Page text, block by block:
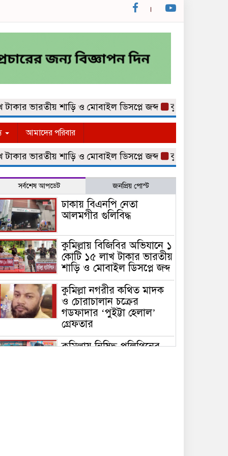
শাড়ি ও মোবাইল ডিসপ্লে জব্দ কুমিল্লা নগরীর কথিত
আমাদের পরিবার
শাড়ি ও মোবাইল ডিসপ্লে জব্দ কুমিল্লা নগরীর কথিত
সর্বশেষ আপডেট জনপ্রিয় পোস্ট
ঢাকায় বিএনপি নেতা
আলমগীর গুলিবিদ্ধ
কুমিল্লায় বিজিবির অভিযানে ১
কোটি ১৫ লাখ টাকার ভারতীয়
শাড়ি ও মোবাইল ডিসপ্লে জব্দ
কুমিল্লা নগরীর কথিত মাদক
ও চোরাচালান চক্রের
গডফাদার ‘পুইট্টা হেলাল’
গ্রেফতার
কুমিল্লায় নিষিদ্ধ পলিথিনের